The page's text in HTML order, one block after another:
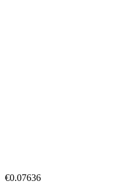
€0.07636